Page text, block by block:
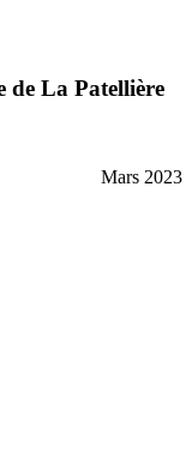
de La Patellière
Mars 2023